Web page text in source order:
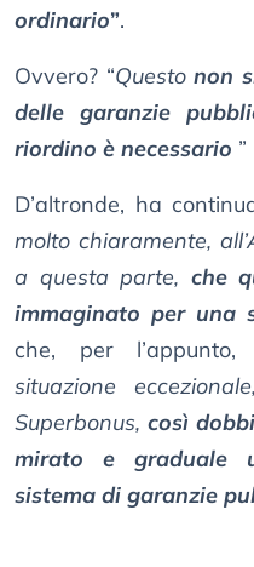
ordinario”.
Ovvero? “Questo non
delle garanzie
riordino è necessario ”
D’altronde, ha
molto chiaramente,
a questa parte, che
immaginato per una
che, per l’appunto,
situazione
Superbonus, così
mirato e graduale
sistema di garanzie